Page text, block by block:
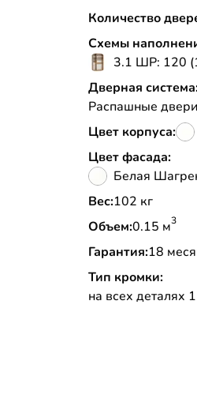
Количество
Схемы
3.1 ШР: 120
Дверная
Распашные двери
Цвет корпуса:
Цвет фасада:
Белая
Вес:
102 кг
Объем:
0.15 м3
Гарантия:18
Тип кромки:
на всех деталях